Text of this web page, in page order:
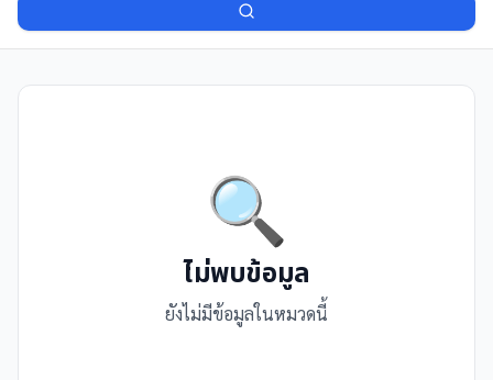
🔍
ไม่พบข้อมูล
ยังไม่มีข้อมูลในหมวดนี้